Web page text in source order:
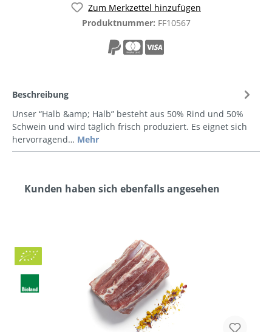
Zum Merkzettel hinzufügen
Produktnummer: FF10567
Beschreibung
Unser “Halb &amp; Halb” besteht aus 50% Rind und 50%
Schwein und wird täglich frisch produziert. Es eignet sich
hervorragend… Mehr
Kunden haben sich ebenfalls angesehen
Bio
BLa